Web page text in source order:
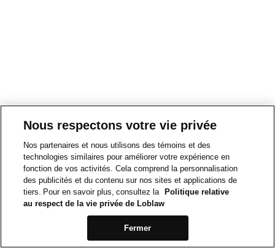
Nous respectons votre vie privée
Nos partenaires et nous utilisons des témoins et des
technologies similaires pour améliorer votre expérience en
fonction de vos activités. Cela comprend la personnalisation
des publicités et du contenu sur nos sites et applications de
tiers. Pour en savoir plus, consultez la
Politique relative
au respect de la vie privée de Loblaw
Fermer